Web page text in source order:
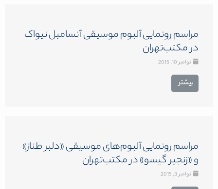
مراسم رونمایی آلبوم موسیقی آنسامبل نیواک
در مکتب‌تهران
نوامبر 10, 2015
بیشتر
مراسم رونمایی آلبوم‌های موسیقی «دلبر طناز»
و «زنجیر گیسو» در مکتب‌تهران
نوامبر 3, 2015